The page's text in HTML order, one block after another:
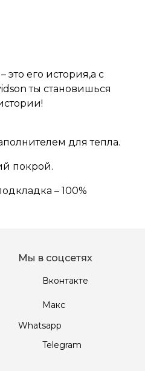
это его история,а с
ты становишься
для тепла.
покрой.
– 100%
Мы в соцсетях
Вконтакте
Макс
Whatsapp
Telegram